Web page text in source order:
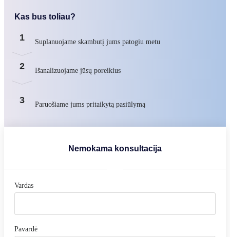
Kas bus toliau?
1 Suplanuojame skambutį jums patogiu metu
2 Išanalizuojame jūsų poreikius
3 Paruošiame jums pritaikytą pasiūlymą
Nemokama konsultacija
Vardas
Pavardė